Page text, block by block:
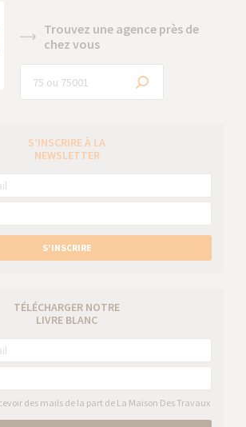
Trouvez une agence près de
chez vous
S’INSCRIRE À LA
NEWSLETTER
S’INSCRIRE
TÉLÉCHARGER NOTRE
LIVRE BLANC
des mails de la part de La Maison Des Travaux